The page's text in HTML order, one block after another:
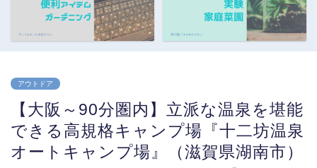
アウトドア
【大阪～90分圏内】立派な温泉を堪能
できる高規格キャンプ場『十二坊温泉
オートキャンプ場』（滋賀県湖南市）